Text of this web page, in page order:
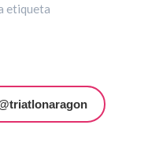
etiqueta